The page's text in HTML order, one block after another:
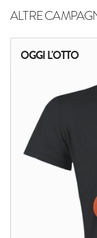
ALTRE
OGGI L'OTTO